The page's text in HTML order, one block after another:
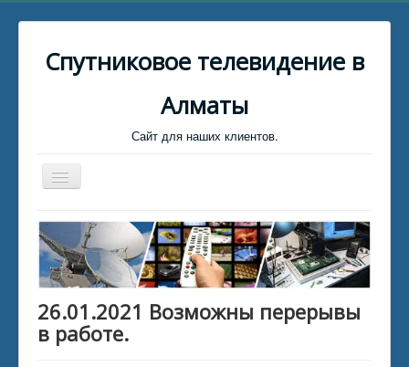
Спутниковое телевидение в
Алматы
Сайт для наших клиентов.
Toggle
Navigation
Главная
Биллинг
Клиент для связи
Установщики Спутниковых тарелок
Каталог файлов
26.01.2021 Возможны перерывы
в работе.